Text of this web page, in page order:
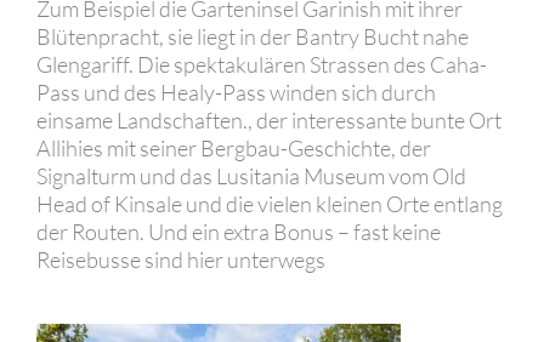
Zum Beispiel die Garteninsel Garinish mit ihrer
Blütenpracht, sie liegt in der Bantry Bucht nahe
Glengariff. Die spektakulären Strassen des Caha-
Pass und des Healy-Pass winden sich durch
einsame Landschaften., der interessante bunte Ort
Allihies mit seiner Bergbau-Geschichte, der
Signalturm und das Lusitania Museum vom Old
Head of Kinsale und die vielen kleinen Orte entlang
der Routen. Und ein extra Bonus – fast keine
Reisebusse sind hier unterwegs